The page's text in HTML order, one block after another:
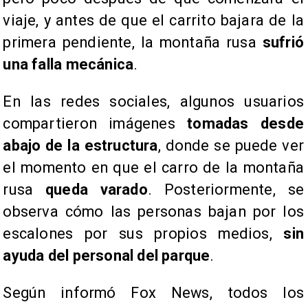
viaje, y antes de que el carrito bajara de la
primera pendiente, la montaña rusa sufrió
una falla mecánica.
En las redes sociales, algunos usuarios
compartieron imágenes tomadas desde
abajo de la estructura, donde se puede ver
el momento en que el carro de la montaña
rusa queda varado. Posteriormente, se
observa cómo las personas bajan por los
escalones por sus propios medios, sin
ayuda del personal del parque.
Según informó Fox News, todos los